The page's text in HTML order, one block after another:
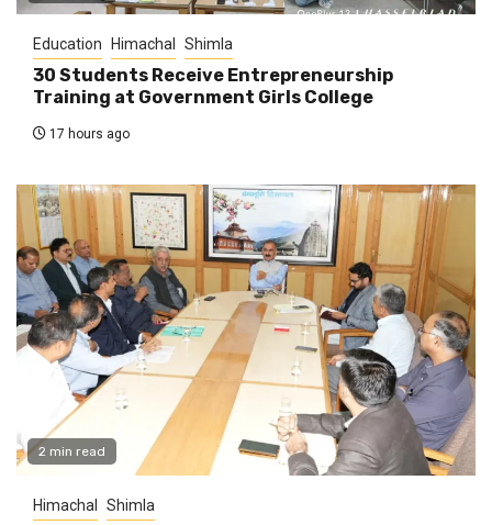
Education Himachal Shimla
30 Students Receive Entrepreneurship
Training at Government Girls College
17 hours ago
2 min read
Himachal Shimla